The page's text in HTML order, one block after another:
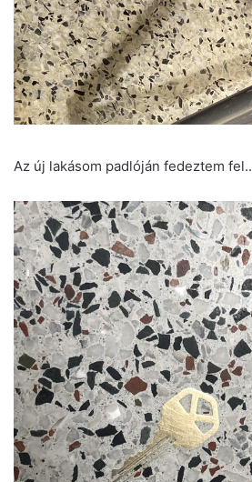
Az új lakásom padlóján fedeztem fel..